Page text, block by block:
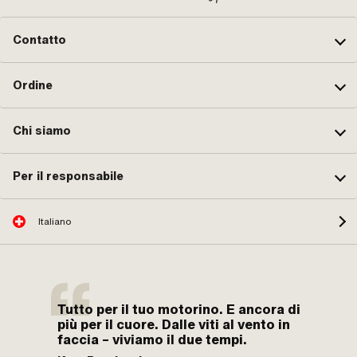
Contatto
Ordine
Chi siamo
Per il responsabile
Italiano
Tutto per il tuo motorino. E ancora di
più per il cuore. Dalle viti al vento in
faccia – viviamo il due tempi.